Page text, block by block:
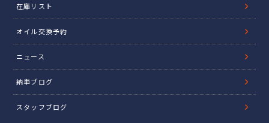
在庫リスト
オイル交換予約
ニュース
納車ブログ
スタッフブログ